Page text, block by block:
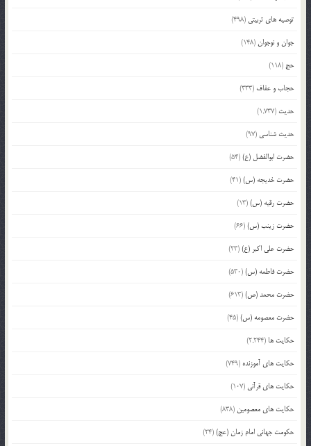
توصیه های تربیتی (498)
جوان و نوجوان(148)
حج (118)
حجاب و عفاف (333)
حدیث (1,737)
حدیث شناسی (97)
حضرت ابوالفضل (ع)(54)
حضرت خدیجه (س)(41)
حضرت رقیه (س)(13)
حضرت زینب (س)(66)
حضرت علی اکبر (ع)(23)
حضرت فاطمه (س)(530)
حضرت محمد (ص)(613)
حضرت معصومه (س)(45)
حکایت ها (2,244)
حکایت های آموزنده (749)
حکایت های قرآنی (107)
حکایت های معصومین (838)
حکومت جهانی امام زمان (عج)(24)